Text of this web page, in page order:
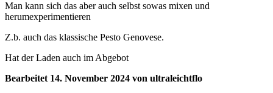
Man kann sich das aber auch selbst sowas mixen und
herumexperimentieren
Z.b. auch das klassische Pesto Genovese.
Hat der Laden auch im Abgebot
Bearbeitet 14. November 2024 von ultraleichtflo